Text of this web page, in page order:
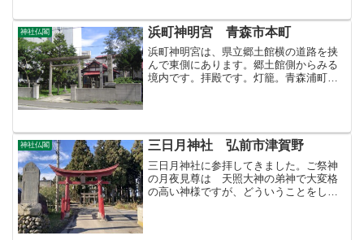
神社仏閣 浜町神明宮 青森市本町
浜町神明宮は、県立郷土館横の道路を挟
んで東側にあります。郷土館側からみる
境内です。拝殿です。灯籠。青森浦町元
庁ホームページによる）目...
神社仏閣 三日月神社 弘前市津賀野
三日月神社に参拝してきました。ご祭神
の月夜見尊は 天照大神の弟神で大変格
の高い神様ですが、どういうことをした